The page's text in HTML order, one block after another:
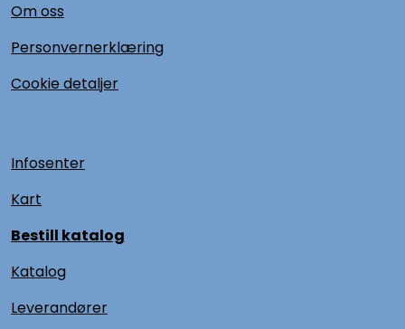
Om oss
Personvernerklæring
Cookie detaljer
Infosenter
Kart
Bestill katalog
Katalog
Leverandører